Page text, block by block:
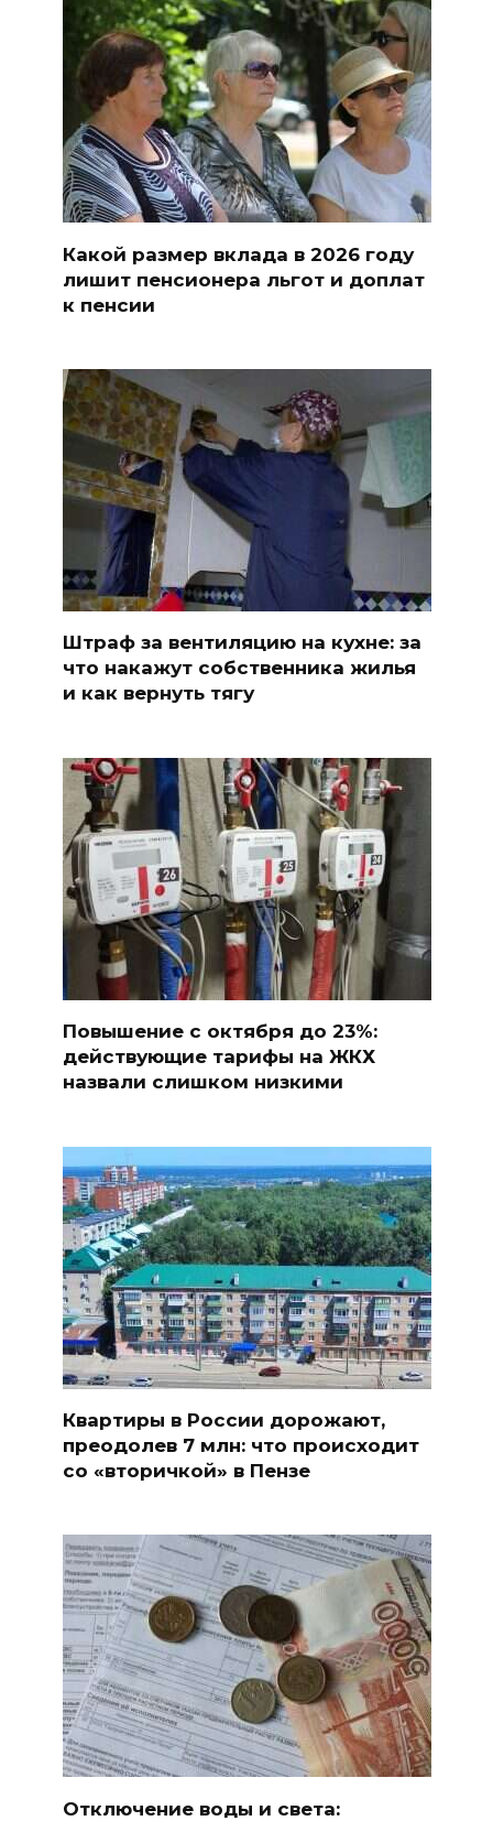
Какой размер вклада в 2026 году
лишит пенсионера льгот и доплат
к пенсии
Штраф за вентиляцию на кухне: за
что накажут собственника жилья
и как вернуть тягу
Повышение с октября до 23%:
действующие тарифы на ЖКХ
назвали слишком низкими
Квартиры в России дорожают,
преодолев 7 млн: что происходит
со «вторичкой» в Пензе
Отключение воды и света: